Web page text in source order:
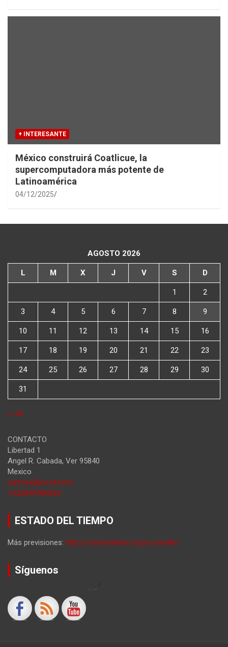
+ INTERESANTE
México construirá Coatlicue, la
supercomputadora más potente de
Latinoamérica
04/12/2025
AGOSTO 2026
L M X J V S D
1 2
3 4 5 6 7 8 9
10 11 12 13 14 15 16
17 18 19 20 21 22 23
24 25 26 27 28 29 30
31
« Jul
CONTACTO
Libertad 1
Angel R. Cabada, Ver 95840
Mexico
editorial@ncstv.info
+522849460822
ESTADO DEL TIEMPO
Más previsiones: https://oneweather.org/es/seville/
Síguenos